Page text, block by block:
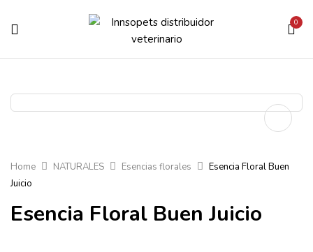
0
Home NATURALES Esencias florales
Esencia Floral Buen
Juicio
Esencia Floral Buen Juicio